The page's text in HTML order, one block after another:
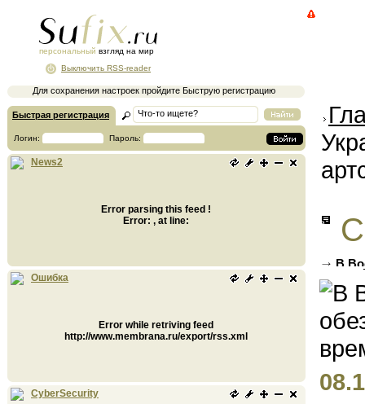
персональный взгляд на мир
Для сохранения настроек пройдите Быструю регистрацию
Выключить RSS-reader
Быстрая регистрация
Логин: Пароль:
News2
Error parsing this feed !
Error: , at line:
Ошибка
Error while retriving feed
http://www.membrana.ru/export/rss.xml
CyberSecurity
В
войны